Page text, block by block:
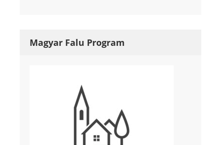
Magyar Falu Program